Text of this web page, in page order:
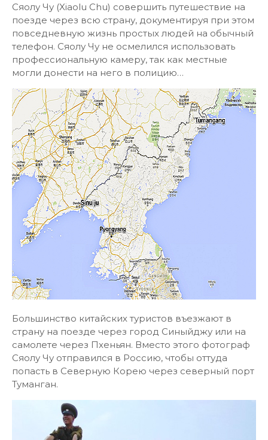
Сяолу Чу (Xiaolu Chu) совершить путешествие на
поезде через всю страну, документируя при этом
повседневную жизнь простых людей на обычный
телефон. Сяолу Чу не осмелился использовать
профессиональную камеру, так как местные
могли донести на него в полицию…
Большинство китайских туристов въезжают в
страну на поезде через город Синыйджу или на
самолете через Пхеньян. Вместо этого фотограф
Сяолу Чу отправился в Россию, чтобы оттуда
попасть в Северную Корею через северный порт
Туманган.